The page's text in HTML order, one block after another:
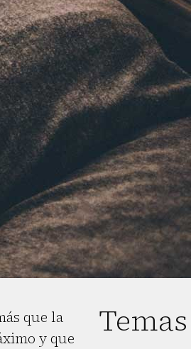
que la
y que
Temas